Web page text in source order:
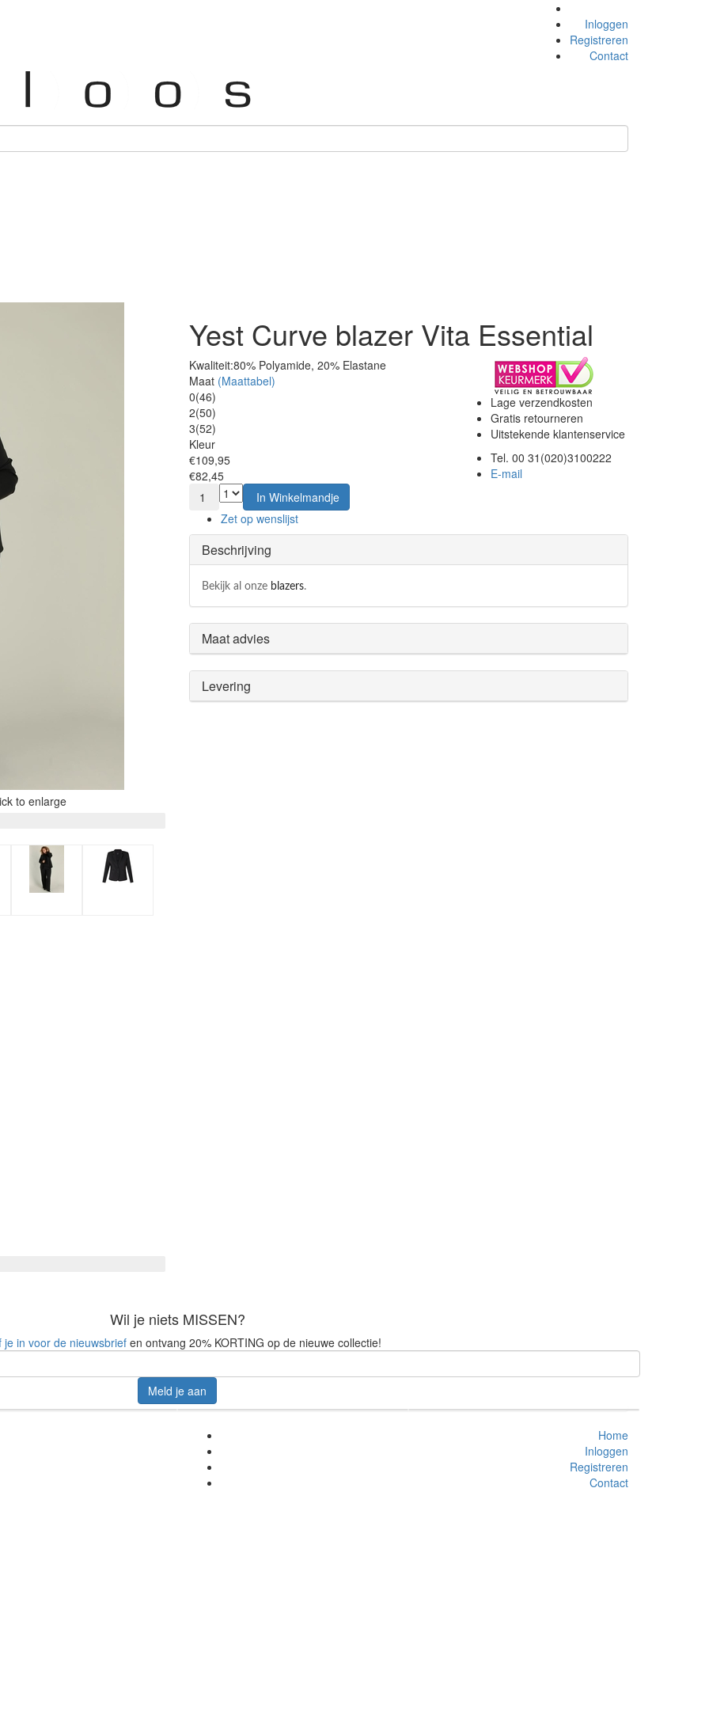
Inloggen
Registreren
Contact
to enlarge
Yest Curve blazer Vita Essential
Kwaliteit:80% Polyamide, 20% Elastane
Maat (Maattabel)
0(46)
2(50)
3(52)
Kleur
€109,95
€82,45
1
In Winkelmandje
Zet op wenslijst
Lage verzendkosten
Gratis retourneren
Uitstekende klantenservice
Tel. 00 31(020)3100222
E-mail
Beschrijving
Bekijk al onze blazers.
Maat advies
Levering
Wil je niets MISSEN?
je in voor de nieuwsbriefen ontvang 20% KORTING op de nieuwe collectie!
Meld je aan
Home
Inloggen
Registreren
Contact